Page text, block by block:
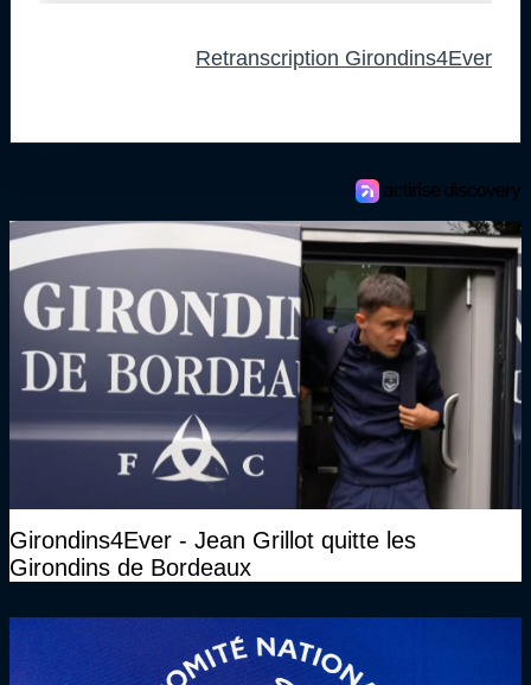
Retranscription Girondins4Ever
Girondins4Ever - Jean Grillot quitte les
Girondins de Bordeaux